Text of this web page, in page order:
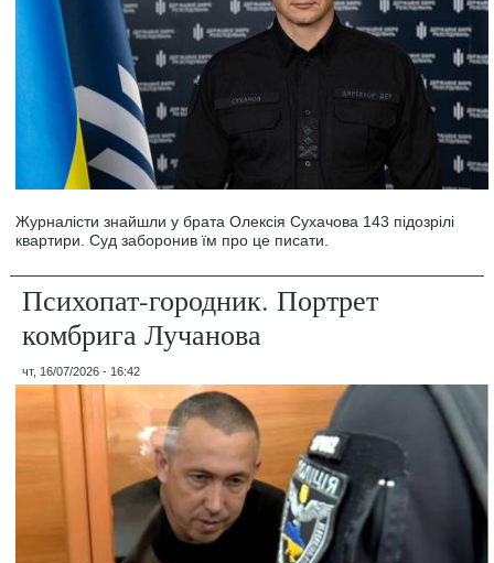
Журналісти знайшли у брата Олексія Сухачова 143 підозрілі
квартири. Суд заборонив їм про це писати.
Психопат-городник. Портрет
комбрига Лучанова
чт, 16/07/2026 - 16:42